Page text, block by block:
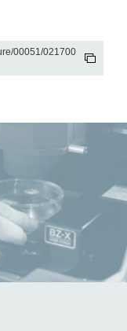
00051/021700